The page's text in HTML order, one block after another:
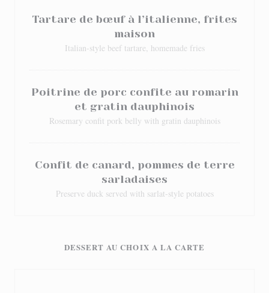
Tartare de bœuf à l’italienne, frites
maison
Italian-style beef tartare, homemade fries
Poitrine de porc confite au romarin
et gratin dauphinois
Rosemary confit pork belly with gratin dauphinois
Confit de canard, pommes de terre
sarladaises
Preserve duck served with sarlat-style potatoes
DESSERT AU CHOIX A LA CARTE